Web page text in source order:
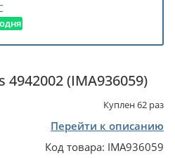
4942002 (IMA936059)
Куплен62 раз
Перейти к описанию
Код товара: IMA936059